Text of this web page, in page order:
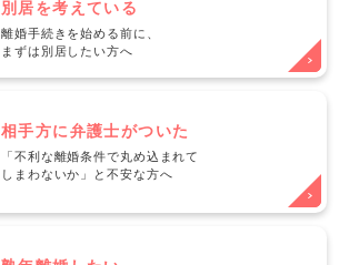
別居を考えている
離婚手続きを始める前に、
まずは別居したい方へ
相手方に弁護士がついた
「不利な離婚条件で丸め込まれて
しまわないか」と不安な方へ